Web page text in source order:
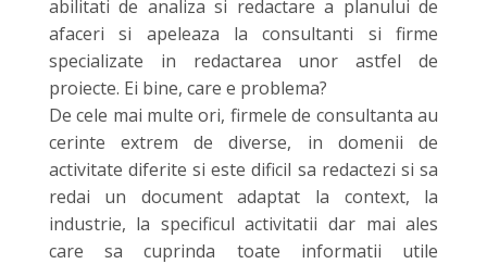
abilitati de analiza si redactare a planului de
afaceri si apeleaza la consultanti si firme
specializate in redactarea unor astfel de
proiecte. Ei bine, care e problema?
De cele mai multe ori, firmele de consultanta au
cerinte extrem de diverse, in domenii de
activitate diferite si este dificil sa redactezi si sa
redai un document adaptat la context, la
industrie, la specificul activitatii dar mai ales
care sa cuprinda toate informatii utile